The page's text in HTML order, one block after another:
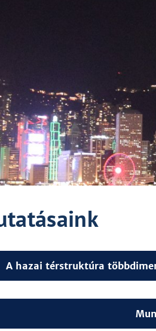
A hazai térstruktúra